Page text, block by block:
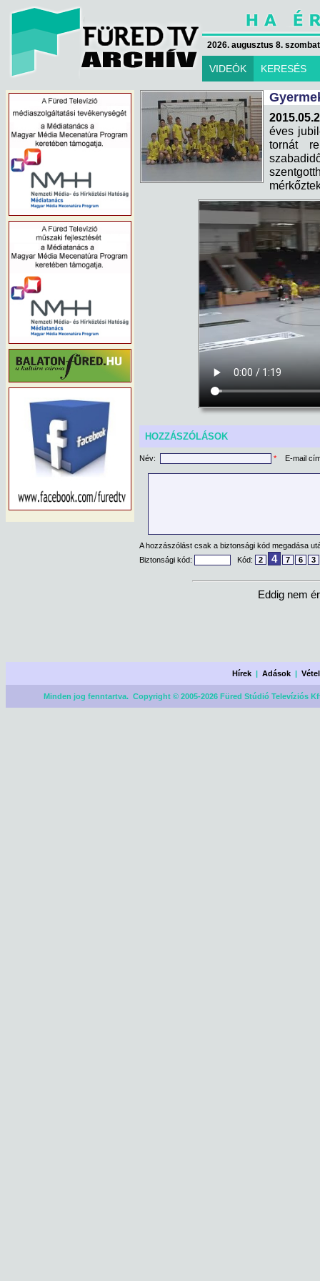
2026. augusztus 8.
VIDEÓK KERESÉS
éves
tornát
HOZZÁSZÓLÁSOK
Név: * E-mail
A hozzászólást csak a biztonsági kód megadása
Biztonsági kód:
Kód: 2 4 7 6 3
Eddig nem
Hírek |Adások |
Minden jog fenntartva. Copyright © 2005-2026 Füred Stúdió Televíziós